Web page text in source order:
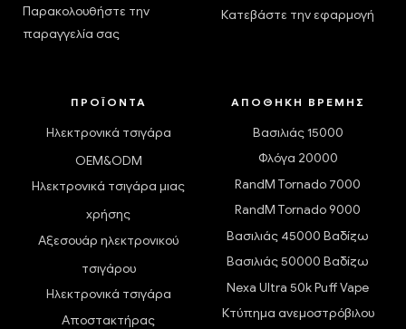
Παρακολουθήστε την
παραγγελία σας
Κατεβάστε την εφαρμογή
ΠΡΟΪΌΝΤΑ
Ηλεκτρονικά τσιγάρα
OEM&ODM
Ηλεκτρονικά τσιγάρα μιας
χρήσης
Αξεσουάρ ηλεκτρονικού
τσιγάρου
Ηλεκτρονικά τσιγάρα
Αποστακτήρας
ΑΠΟΘΉΚΗ ΒΡΈΜΗΣ
Βασιλιάς 15000
Φλόγα 20000
RandM Tornado 7000
RandM Tornado 9000
Βασιλιάς 45000 Βαδίζω
Βασιλιάς 50000 Βαδίζω
Nexa Ultra 50k Puff Vape
Κτύπημα ανεμοστρόβιλου